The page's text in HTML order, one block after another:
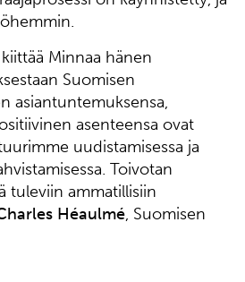
Minnaa hänen
Suomisen
asiantuntemuksensa,
asenteensa ovat
uudistamisessa ja
Toivotan
tuleviin ammatillisiin
Héaulmé, Suomisen